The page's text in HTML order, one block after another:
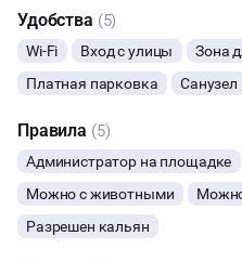
дней - возврат не возможен
Удобства (5)
Wi-Fi Вход с улицы
Зона
Платная парковка
Санузел
Правила (5)
Администратор на площадке
Можно с животными
Разрешен кальян
ФОТОСЕССИИ
БАНКЕТЫ
ЮБИЛЕЙ
ВЫПУСКНЫЕ